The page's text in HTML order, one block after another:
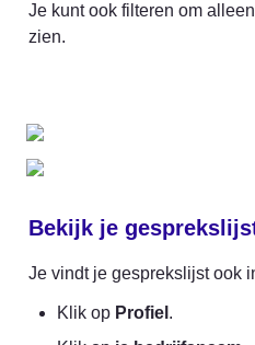
Je kunt ook filteren om
zien.
Bekijk je
Je vindt je gesprekslijst ook
Klik op Profiel .